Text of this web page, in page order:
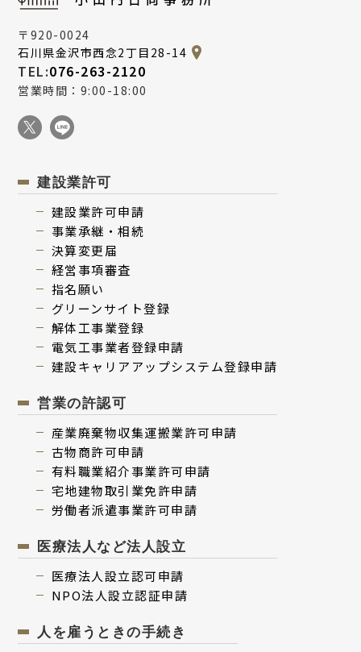
〒920-0024
石川県金沢市西念2丁目28-14
TEL:076-263-2120
営業時間：9:00-18:00
建設業許可
建設業許可申請
事業承継・相続
決算変更届
経営事項審査
指名願い
グリーンサイト登録
解体⼯事業登録
電気⼯事業者登録申請
建設キャリアアップシステム登録申請
営業の許認可
産業廃棄物収集運搬業許可申請
古物商許可申請
有料職業紹介事業許可申請
宅地建物取引業免許申請
労働者派遣事業許可申請
医療法人など法人設立
医療法⼈設⽴認可申請
NPO法⼈設⽴認証申請
人を雇うときの手続き